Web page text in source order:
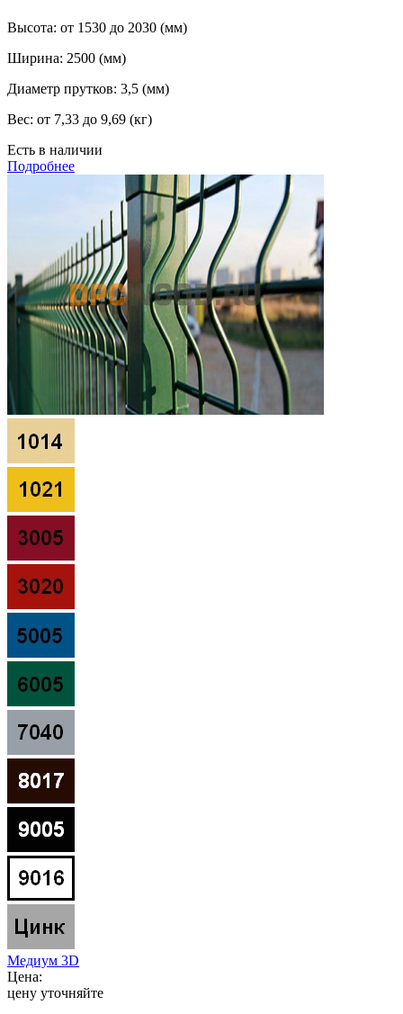
Высота: от 1530 до 2030 (мм)
Ширина: 2500 (мм)
Диаметр прутков: 3,5 (мм)
Вес: от 7,33 до 9,69 (кг)
Есть в наличии
Подробнее
Медиум 3D
Цена:
цену уточняйте